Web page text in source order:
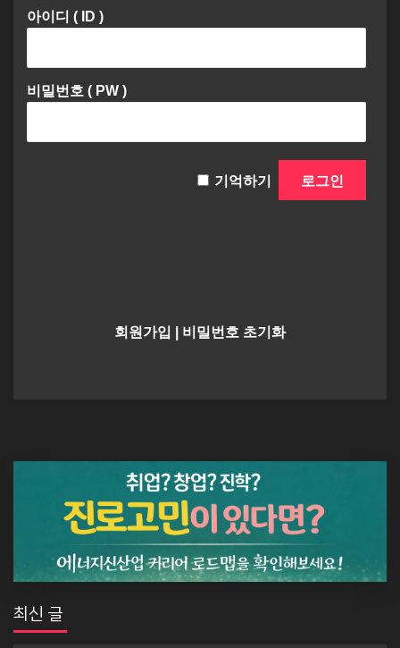
아이디 ( ID )
비밀번호 ( PW )
기억하기
회원가입 비밀번호 초기화
최신 글